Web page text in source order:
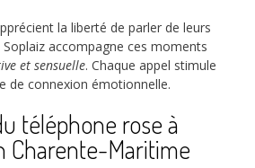
la liberté de parler de leurs
accompagne ces moments
et sensuelle. Chaque appel stimule
de connexion émotionnelle.
téléphone rose à
Charente-Maritime